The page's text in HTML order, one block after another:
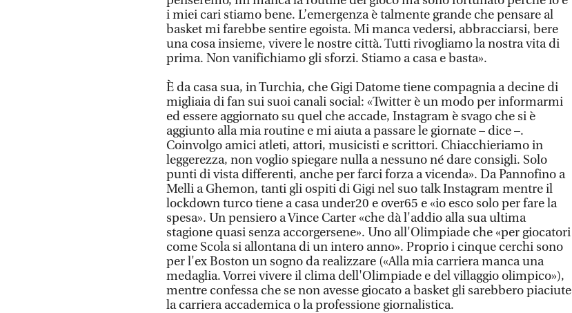
i miei cari stiamo bene. L’emergenza è talmente grande che pensare al
basket mi farebbe sentire egoista. Mi manca vedersi, abbracciarsi, bere
una cosa insieme, vivere le nostre città. Tutti rivogliamo la nostra vita di
prima. Non vanifichiamo gli sforzi. Stiamo a casa e basta».
È da casa sua, in Turchia, che Gigi Datome tiene compagnia a decine di
migliaia di fan sui suoi canali social: «Twitter è un modo per informarmi
ed essere aggiornato su quel che accade, Instagram è svago che si è
aggiunto alla mia routine e mi aiuta a passare le giornate – dice –.
Coinvolgo amici atleti, attori, musicisti e scrittori. Chiacchieriamo in
leggerezza, non voglio spiegare nulla a nessuno né dare consigli. Solo
punti di vista differenti, anche per farci forza a vicenda». Da Pannofino a
Melli a Ghemon, tanti gli ospiti di Gigi nel suo talk Instagram mentre il
lockdown turco tiene a casa under20 e over65 e «io esco solo per fare la
spesa». Un pensiero a Vince Carter «che dà l'addio alla sua ultima
stagione quasi senza accorgersene». Uno all'Olimpiade che «per giocatori
come Scola si allontana di un intero anno». Proprio i cinque cerchi sono
per l'ex Boston un sogno da realizzare («Alla mia carriera manca una
medaglia. Vorrei vivere il clima dell'Olimpiade e del villaggio olimpico»),
mentre confessa che se non avesse giocato a basket gli sarebbero piaciute
la carriera accademica o la professione giornalistica.